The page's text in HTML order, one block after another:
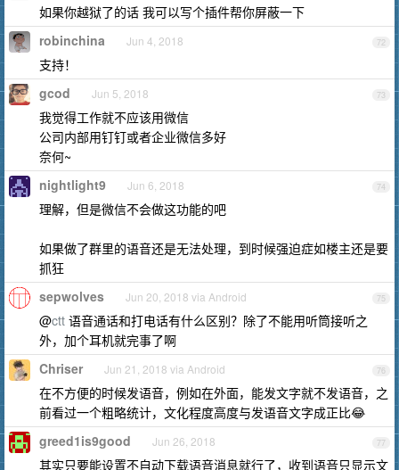
如果你越狱了的话 我可以写个插件帮你屏蔽一下
72
robinchina Jun 4, 2018
支持！
73
gcod Jun 5, 2018
我觉得工作就不应该用微信
公司内部用钉钉或者企业微信多好
奈何~
74
nightlight9 Jun 6, 2018
理解，但是微信不会做这功能的吧
如果做了群里的语音还是无法处理，到时候强迫症如楼主还是要
抓狂
75
sepwolves Jun 20, 2018 via Android
@ctt 语音通话和打电话有什么区别？除了不能用听筒接听之
外，加个耳机就完事了啊
76
Chriser Jun 21, 2018 via Android
在不方便的时候发语音，例如在外面，能发文字就不发语音，之
前看过一个粗略统计，文化程度高度与发语音文字成正比😂
77
greed1is9good Jun 26, 2018
其实只要能设置不自动下载语音消息就行了，收到语音只显示文